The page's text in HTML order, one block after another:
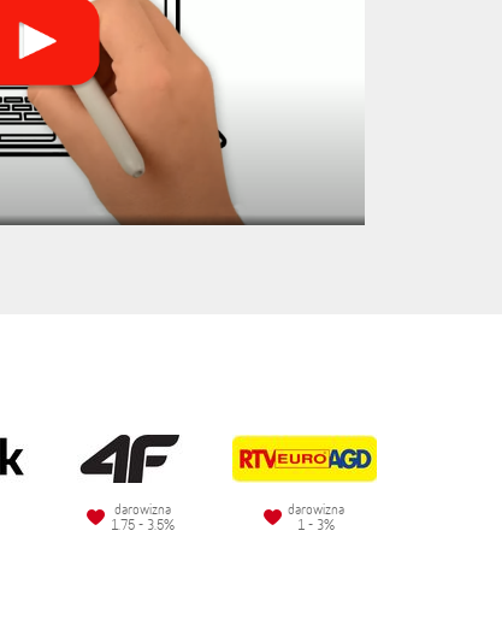
darowizna
1.75 - 3.5%
darowizna
1 - 3%